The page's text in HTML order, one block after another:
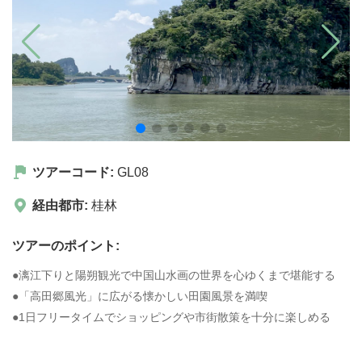
ツアーコード: GL08
経由都市: 桂林
ツアーのポイント:
●漓江下りと陽朔観光で中国山水画の世界を心ゆくまで堪能する
●「高田郷風光」に広がる懐かしい田園風景を満喫
●1日フリータイムでショッピングや市街散策を十分に楽しめる